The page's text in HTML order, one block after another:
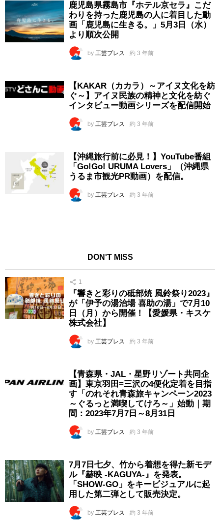
鹿児島県霧島市『ホテル京セラ』こだ
わりを持った鹿児島の人に着目した動
画「鹿児島に生きる。」5月3日（水）
より順次公開
by 工芸プレス 約 3 年前
【KAKAR（カカラ）～アイヌ文化を紡
ぐ～】アイヌ民族の精神と文化を紡ぐ
インタビュー動画シリーズを配信開始
by 工芸プレス 約 3 年前
【沖縄旅行前に必見！】YouTube番組
「Go!Go! URUMA Lovers」（沖縄県
うるま市観光PR動画）を配信。
by 工芸プレス 約 3 年前
DON'T MISS
1
『響きと彩りの砥部焼 風鈴祭り2023』
が「伊予の湯治場 喜助の湯」で7月10
日（月）から開催！【愛媛県・キスケ
株式会社】
by 工芸プレス 約 3 年前
【青森県・JAL・星野リゾート共同企
画】東京羽田=三沢の4便化定着を目指
す「のれそれ青森旅キャンペーン2023
～ぐるっと満喫してけろ～」始動｜期
間：2023年7月7日～8月31日
by 工芸プレス 約 3 年前
7月7日七夕、竹から着想を得た新モデ
ル『赫映 -KAGUYA-』を発表。
「SHOW-GO」をキービジュアルに起
用した第二弾として販売決定。
by 工芸プレス 約 3 年前